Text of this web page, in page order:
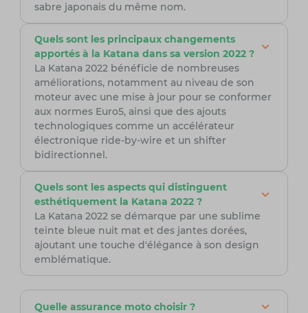
sabre japonais du même nom.
Quels sont les principaux changements
apportés à la Katana dans sa version 2022 ?
La Katana 2022 bénéficie de nombreuses
améliorations, notamment au niveau de son
moteur avec une mise à jour pour se conformer
aux normes Euro5, ainsi que des ajouts
technologiques comme un accélérateur
électronique ride-by-wire et un shifter
bidirectionnel.
Quels sont les aspects qui distinguent
esthétiquement la Katana 2022 ?
La Katana 2022 se démarque par une sublime
teinte bleue nuit mat et des jantes dorées,
ajoutant une touche d'élégance à son design
emblématique.
Quelle assurance moto choisir ?